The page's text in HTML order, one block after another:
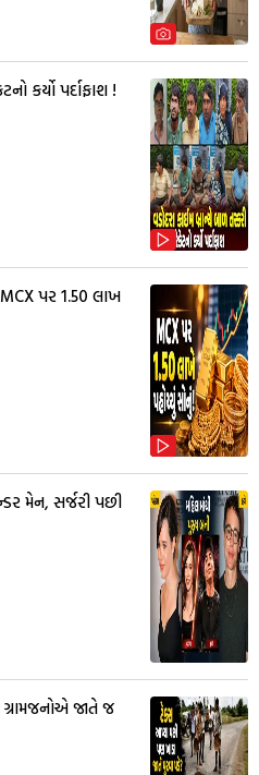
કર્યો પર્દાફાશ !
પર ₹1.50 લાખ
મેન, સર્જરી પછી
ગ્રામજનોએ જાતે જ